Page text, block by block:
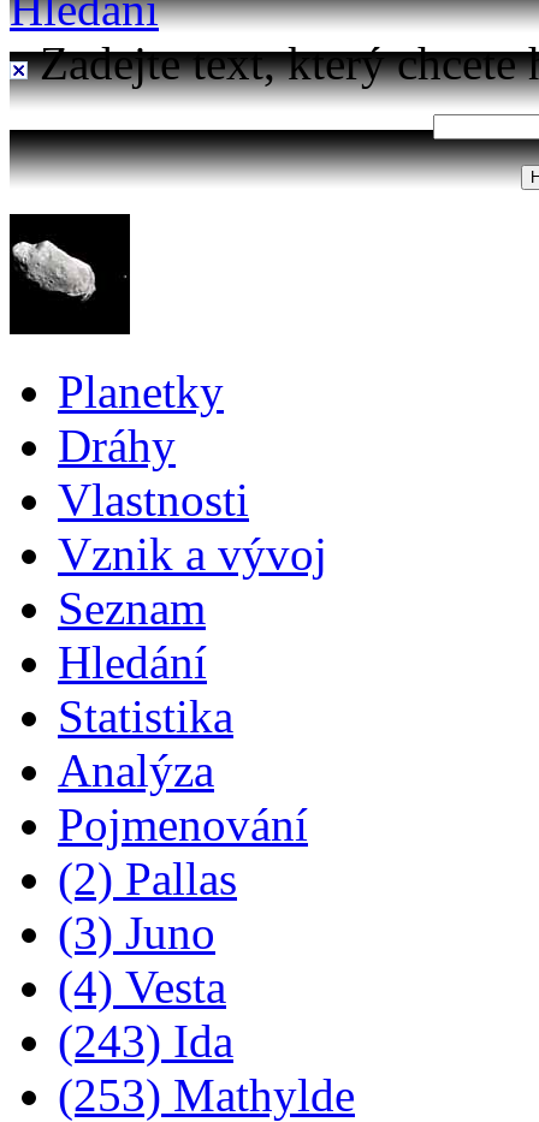
Zadejte text, který chcete
Planetky
Dráhy
Vlastnosti
Vznik a vývoj
Seznam
Hledání
Statistika
Analýza
Pojmenování
(2) Pallas
(3) Juno
(4) Vesta
(243) Ida
(253) Mathylde